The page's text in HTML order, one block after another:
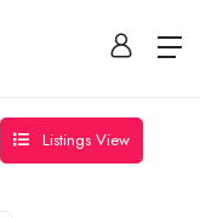
Listings View